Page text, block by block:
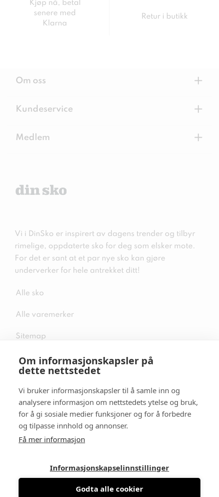
Om informasjonskapsler på
dette nettstedet
Vi bruker informasjonskapsler til å samle inn og
analysere informasjon om nettstedets ytelse og bruk,
for å gi sosiale medier funksjoner og for å forbedre
og tilpasse innhold og annonser.
Få mer informasjon
Informasjonskapselinnstillinger
Godta alle cookier
Kjøp nå, betal
senere med
Klarna
Retur i butikk
Om oss +
Kundeservice +
Medlem +
Vi i DinSko er inspirert av dagens trender og tilbyr
rimelige, oppdaterte sko for deg som elsker mote.
For det er sant at et par nye sko kan gjøre
underverker for hele antrekket ditt!
Alle sko
Alle varemerker
Sitemap
Følg oss i sosiale medier